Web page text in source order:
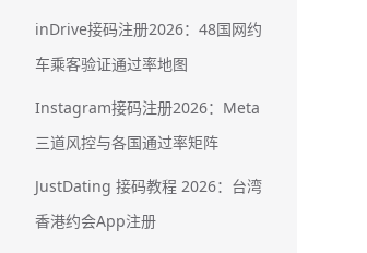
inDrive接码注册2026：48国网约
车乘客验证通过率地图
Instagram接码注册2026：Meta
三道风控与各国通过率矩阵
JustDating 接码教程 2026：台湾
香港约会App注册